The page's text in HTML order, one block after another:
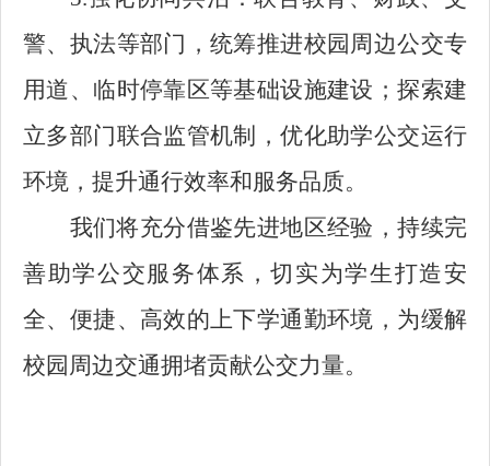
警、执法等部门，统筹推进校园周边公交专
用道、临时停靠区等基础设施建设；探索建
立多部门联合监管机制，优化助学公交运行
环境，提升通行效率和服务品质。
我们将充分借鉴先进地区经验，持续完
善助学公交服务体系，切实为学生打造安
全、便捷、高效的上下学通勤环境，为缓解
校园周边交通拥堵贡献公交力量。